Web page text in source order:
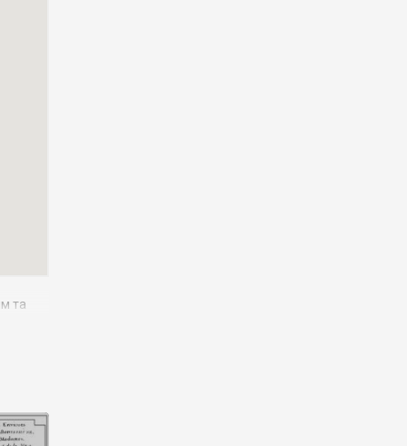
та